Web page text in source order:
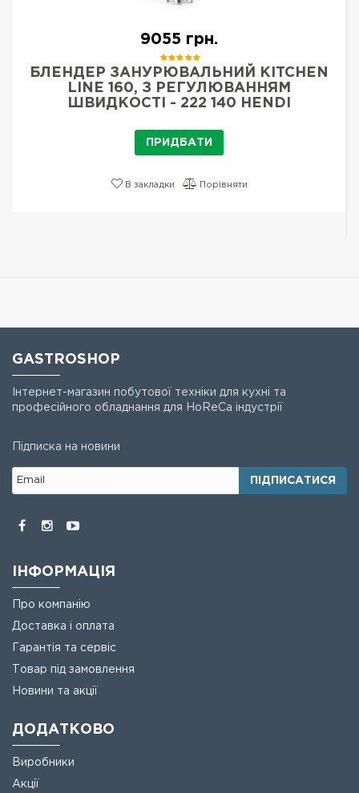
9055 грн.
БЛЕНДЕР ЗАНУРЮВАЛЬНИЙ KITCHEN
LINE 160, З РЕГУЛЮВАННЯМ
ШВИДКОСТІ - 222 140 HENDI
ПРИДБАТИ
В закладки Порівняти
GASTROSHOP
Інтернет-магазин побутової техніки для кухні та
професійного обладнання для HoReCa індустрії
Підписка на новини
ПІДПИСАТИСЯ
ІНФОРМАЦІЯ
Про компанію
Доставка і оплата
Гарантія та сервіс
Товар під замовлення
Новини та акції
ДОДАТКОВО
Виробники
Акції